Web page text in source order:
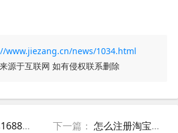
www.jiezang.cn/news/1034.html
源于互联网 如有侵权联系删除
？如何选择产品？ 下一篇：怎么注册淘宝账号?新手注册淘宝账号流程步骤【图文详解】